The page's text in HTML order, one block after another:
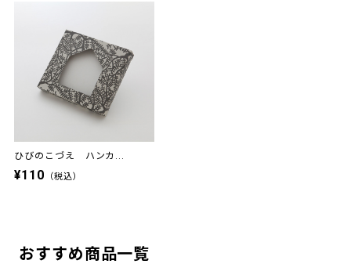
ひびのこづえ ハンカ...
¥110 （税込）
おすすめ商品一覧